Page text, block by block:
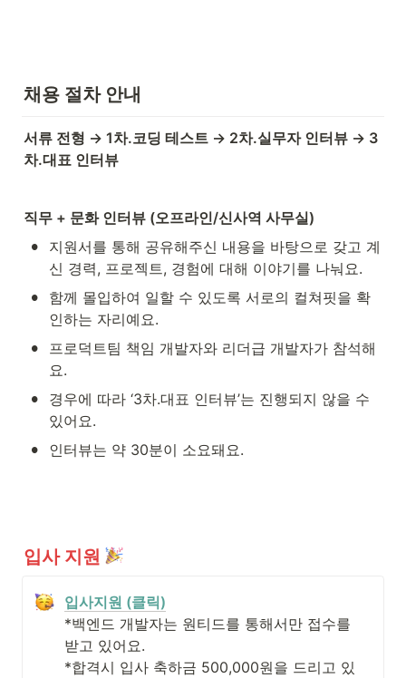
채용 절차 안내
서류 전형 → 1차.코딩 테스트 → 2차.실무자 인터뷰 → 3
차.대표 인터뷰
직무 + 문화 인터뷰 (오프라인/신사역 사무실)
•
지원서를 통해 공유해주신 내용을 바탕으로 갖고 계
신 경력, 프로젝트, 경험에 대해 이야기를 나눠요.
•
함께 몰입하여 일할 수 있도록 서로의 컬쳐핏을 확
인하는 자리예요.
•
프로덕트팀 책임 개발자와 리더급 개발자가 참석해
요.
•
경우에 따라 ‘3차.대표 인터뷰’는 진행되지 않을 수
있어요.
• 인터뷰는 약 30분이 소요돼요.
입사 지원
입사지원 (클릭)
*백엔드 개발자는 원티드를 통해서만 접수를
받고 있어요.
*합격시 입사 축하금 500,000원을 드리고 있